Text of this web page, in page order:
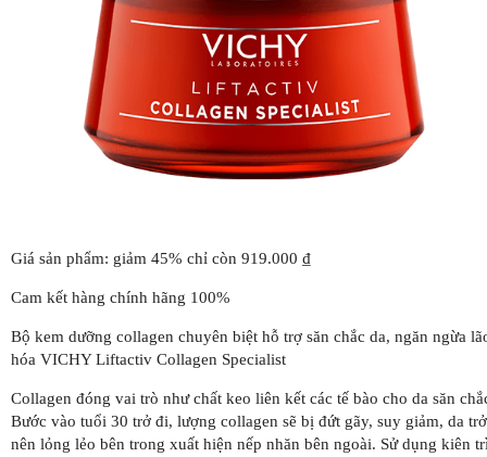
Giá sản phẩm: giảm 45% chỉ còn 919.000 ₫
Cam kết hàng chính hãng 100%
Bộ kem dưỡng collagen chuyên biệt hỗ trợ săn chắc da, ngăn ngừa
hóa VICHY Liftactiv Collagen Specialist
Collagen đóng vai trò như chất keo liên kết các tế bào cho da săn
Bước vào tuổi 30 trở đi, lượng collagen sẽ bị đứt gãy, suy giảm, da trở
nên lỏng lẻo bên trong xuất hiện nếp nhăn bên ngoài. Sử dụng kiên